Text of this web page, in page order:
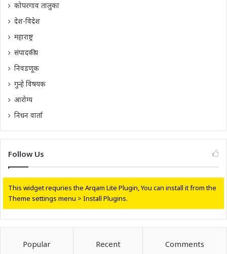
कोपरगाव तालुका
देश-विदेश
महाराष्ट्र
संपादकीय
निवडणूक
गुन्हे विषयक
आरोग्य
निधन वार्ता
Follow Us
This widget requries the Arqam Lite Plugin, You can install it from the
Theme settings menu > Install Plugins.
Popular Recent Comments